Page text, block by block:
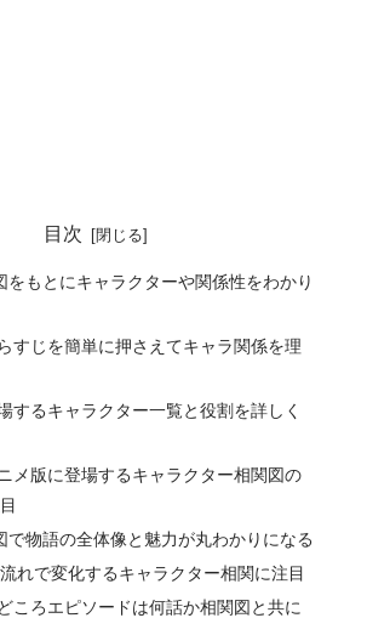
目次
をもとにキャラクターや関係性をわかり
すじを簡単に押さえてキャラ関係を理
するキャラクター一覧と役割を詳しく
メ版に登場するキャラクター相関図の
で物語の全体像と魅力が丸わかりになる
れで変化するキャラクター相関に注目
ころエピソードは何話か相関図と共に